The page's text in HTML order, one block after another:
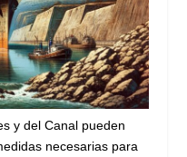
y del Canal pueden
necesarias para